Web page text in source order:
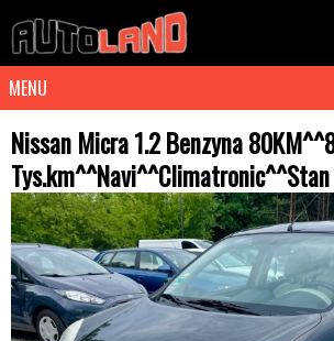
MENU
Nissan Micra 1.2 Benzyna